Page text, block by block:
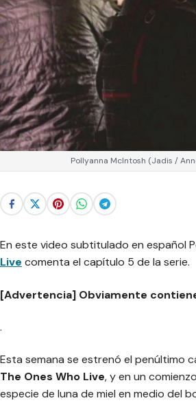
Pollyanna McIntosh (Jadis /
En este video subtitulado en español
Live comenta el capítulo 5 de la serie.
[Advertencia] Obviamente
.
Esta semana se estrenó el penúltimo
The Ones Who Live, y en un
especie de luna de miel en medio del